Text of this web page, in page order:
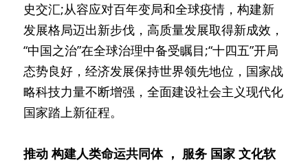
史交汇;从容应对百年变局和全球疫情，构建新
发展格局迈出新步伐，高质量发展取得新成效，
“中国之治”在全球治理中备受瞩目;“十四五”开局
态势良好，经济发展保持世界领先地位，国家战
略科技力量不断增强，全面建设社会主义现代化
国家踏上新征程。
推动 构建人类命运共同体 ， 服务 国家 文化软